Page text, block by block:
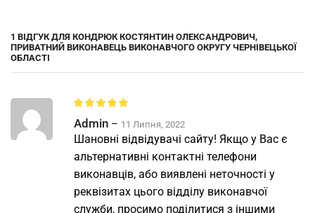
1 ВІДГУК ДЛЯ КОНДРЮК КОСТЯНТИН ОЛЕКСАНДРОВИЧ,
ПРИВАТНИЙ ВИКОНАВЕЦЬ ВИКОНАВЧОГО ОКРУГУ ЧЕРНІВЕЦЬКОЇ
ОБЛАСТІ
Admin – 11 Липня, 2022
Шановні відвідувачі сайту! Якщо у Вас є
альтернативні контактні телефони
виконавців, або виявлені неточності у
реквізитах цього відділу виконавчої
служби, просимо поділитися з іншими